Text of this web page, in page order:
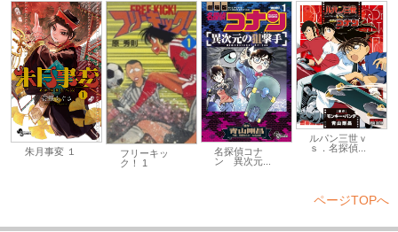
朱月事変 １
フリーキッ
ク！ 1
名探偵コナ
ン 異次元...
ルパン三世ｖ
ｓ．名探偵...
ページTOPへ